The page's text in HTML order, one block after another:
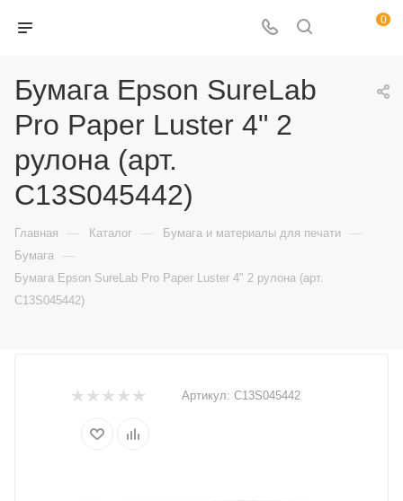
0
Бумага Epson SureLab
Pro Paper Luster 4" 2
рулона (арт.
C13S045442)
Главная — Каталог — Бумага и материалы для печати —
Бумага —
Бумага Epson SureLab Pro Paper Luster 4" 2 рулона (арт.
C13S045442)
Артикул: C13S045442